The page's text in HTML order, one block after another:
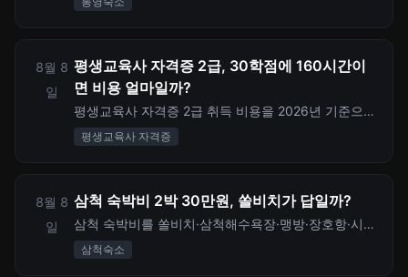
동비까지 계산합니다.
8월 8
일
평생교육사 자격증 2급, 30학점에 160시간이
면 비용 얼마일까?
평생교육사 자격증 2급 취득 비용을 2026년 기준으로
정리했습니다. 30학점, 실습 160시간, 학점은행제 수
수료, 과목당 수강료와 취업 회수기간까지 비교합니
다.
평생교육사 자격증
8월 8
일
삼척 숙박비 2박 30만원, 쏠비치가 답일까?
삼척 숙박비를 쏠비치·삼척해수욕장·맹방·장호항·시내
권 위치별로 비교하고 2박 3일 숙소 예산과 숙박세일
페스타 할인까지 계산합니다.
삼척숙소